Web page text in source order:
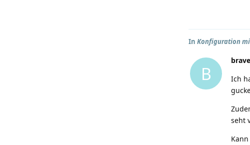
In Konfiguration
B
Ich
seht